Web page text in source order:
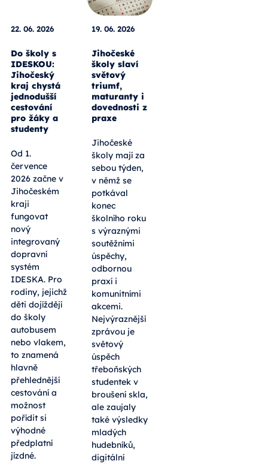
22. 06. 2026
Do školy s
IDESKOU:
Jihočeský
kraj chystá
jednodušší
cestování
pro žáky a
studenty
Od 1.
července
2026 začne v
Jihočeském
kraji
fungovat
nový
integrovaný
dopravní
systém
IDESKA. Pro
rodiny, jejichž
děti dojíždějí
do školy
autobusem
nebo vlakem,
to znamená
hlavně
přehlednější
cestování a
možnost
pořídit si
výhodné
předplatní
jízdné.
19. 06. 2026
Jihočeské
školy slaví
světový
triumf,
maturanty i
dovednosti z
praxe
Jihočeské
školy mají za
sebou týden,
v němž se
potkával
konec
školního roku
s výraznými
soutěžními
úspěchy,
odbornou
praxí i
komunitními
akcemi.
Nejvýraznější
zprávou je
světový
úspěch
třeboňských
studentek v
broušení skla,
ale zaujaly
také výsledky
mladých
hudebníků,
digitální